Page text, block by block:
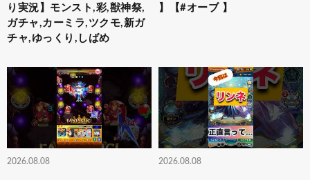
り実況】モンスト,彩,獣神祭,
ガチャ,カーミラ,ツクモ,新ガ
チャ,ゆっくり,しばめ
】【#オーブ 】
2026.08.08 2026.08.08